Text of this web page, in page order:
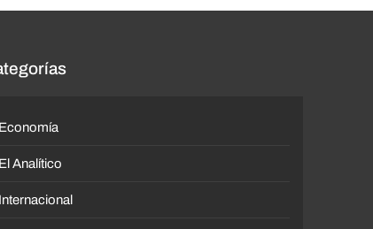
Economía
El Analítico
Internacional